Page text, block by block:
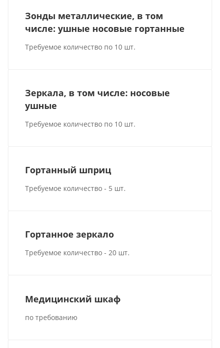
Зонды металлические, в том
числе: ушные носовые гортанные
Требуемое количество по 10 шт.
Зеркала, в том числе: носовые
ушные
Требуемое количество по 10 шт.
Гортанный шприц
Требуемое количество - 5 шт.
Гортанное зеркало
Требуемое количество - 20 шт.
Медицинский шкаф
по требованию